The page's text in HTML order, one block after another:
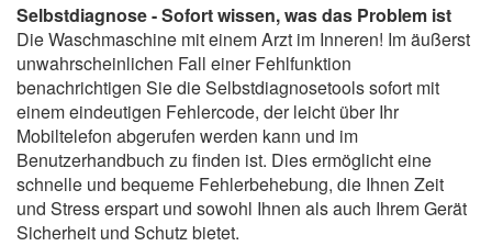
Selbstdiagnose - Sofort wissen, was das Problem ist
Die Waschmaschine mit einem Arzt im Inneren! Im äußerst
unwahrscheinlichen Fall einer Fehlfunktion
benachrichtigen Sie die Selbstdiagnosetools sofort mit
einem eindeutigen Fehlercode, der leicht über Ihr
Mobiltelefon abgerufen werden kann und im
Benutzerhandbuch zu finden ist. Dies ermöglicht eine
schnelle und bequeme Fehlerbehebung, die Ihnen Zeit
und Stress erspart und sowohl Ihnen als auch Ihrem Gerät
Sicherheit und Schutz bietet.